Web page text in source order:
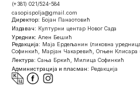
(+381) 021/524-584
casopispolja@gmail.com
Директор: Бојан Панаотовић
Издавач: Културни центар Новог Сада
Уредник: Ален Бешић
Редакција: Маја Ердељанин (ликовна
Софинкић, Марјан Чакаревић, Огњен Клисара
Лектура: Сања Бркић, Милица Софинкић
Администрација и пласман: Редакција